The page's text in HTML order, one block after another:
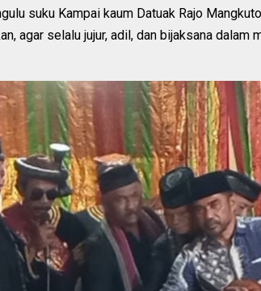
suku Kampai kaum Datuak Rajo
agar selalu jujur, adil, dan bijaksana dalam